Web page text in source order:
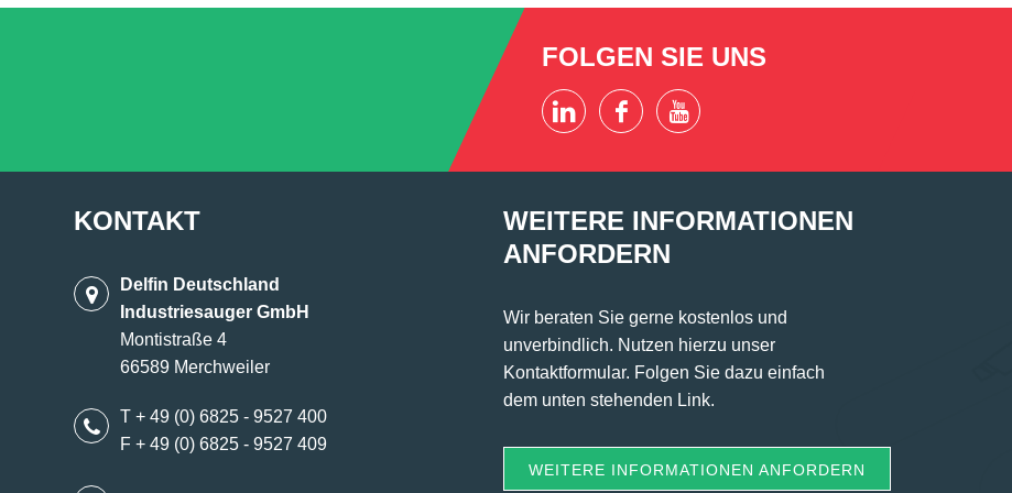
FOLGEN SIE UNS
KONTAKT
Delfin Deutschland
Industriesauger GmbH
Montistraße 4
66589 Merchweiler
T + 49 (0) 6825 - 9527 400
F + 49 (0) 6825 - 9527 409
WEITERE INFORMATIONEN
ANFORDERN
Wir beraten Sie gerne kostenlos und
unverbindlich. Nutzen hierzu unser
Kontaktformular. Folgen Sie dazu einfach
dem unten stehenden Link.
WEITERE INFORMATIONEN ANFORDERN